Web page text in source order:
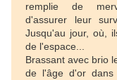
remplie de
d'assurer leur
Jusqu'au jour, où,
de l'espace...
Brassant avec brio
de l'âge d'or